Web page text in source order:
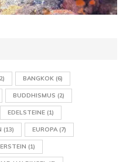
BANGKOK (6)
BUDDHISMUS (2)
EDELSTEINE (1)
(13) EUROPA(7)
(1)